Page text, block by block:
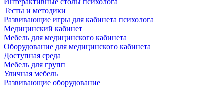
Интерактивные столы психолога
Тесты и методики
Развивающие игры для кабинета психолога
Медицинский кабинет
Мебель для медицинского кабинета
Оборудование для медицинского кабинета
Доступная среда
Мебель для групп
Уличная мебель
Развивающие оборудование